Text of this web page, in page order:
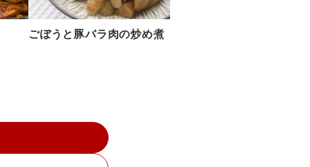
ごぼうと豚バラ肉の炒め煮